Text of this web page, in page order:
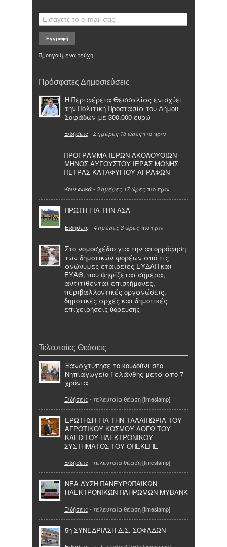
Προηγούμενα τεύχη
Πρόσφατες Δημοσιεύσεις
Η Περιφέρεια Θεσσαλίας ενισχύει
την Πολιτική Προστασία του Δήμου
Σοφάδων με 300.000 ευρώ
Ειδήσεις - 2 ημέρες 13 ώρες πιο πριν
ΠΡΟΓΡΑΜΜΑ ΙΕΡΩΝ ΑΚΟΛΟΥΘΙΩΝ
ΜΗΝΟΣ ΑΥΓΟΥΣΤΟΥ ΙΕΡΑΣ ΜΟΝΗΣ
ΠΕΤΡΑΣ ΚΑΤΑΦΥΓΙΟΥ ΑΓΡΑΦΩΝ
Κοινωνικά- 3 ημέρες 17 ώρες πιο πριν
ΠΡΩΤΗ ΓΙΑ ΤΗΝ ΑΣΑ
Ειδήσεις - 4 ημέρες 3 ώρες πιο πριν
Στο νομοσχέδιο για την απορρόφηση
των δημοτικών φορέων από τις
ανώνυμες εταιρείες ΕΥΔΑΠ και
ΕΥΑΘ, που ψηφίζεται σήμερα,
αντιτίθενται επιστήμονες,
περιβαλλοντικές οργανώσεις,
δημοτικές αρχές και δημοτικές
επιχειρήσεις ύδρευσης
Τελευταίες Θεάσεις
Ξαναχτύπησε το κουδούνι στο
Νηπιαγωγείο Γελάνθης μετά από 7
χρόνια
Ειδήσεις - τελευταία θέαση [timestamp]
ΕΡΩΤΗΣΗ ΓΙΑ ΤΗΝ ΤΑΛΑΙΠΩΡΙΑ ΤΟΥ
ΑΓΡΟΤΙΚΟΥ ΚΟΣΜΟΥ ΛΟΓΩ ΤΟΥ
ΚΛΕΙΣΤΟΥ ΗΛΕΚΤΡΟΝΙΚΟΥ
ΣΥΣΤΗΜΑΤΟΣ ΤΟΥ ΟΠΕΚΕΠΕ
Ειδήσεις - τελευταία θέαση [timestamp]
ΝΕΑ ΛΥΣΗ ΠΑΝΕΥΡΩΠΑΪΚΩΝ
ΗΛΕΚΤΡΟΝΙΚΩΝ ΠΛΗΡΩΜΩΝ MYBANK
Ειδήσεις - τελευταία θέαση [timestamp]
5η ΣΥΝΕΔΡΙΑΣΗ Δ.Σ. ΣΟΦΑΔΩΝ